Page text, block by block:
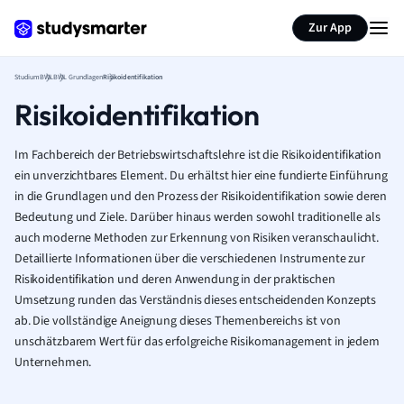
Zur App
StudiumBWLBWL GrundlagenRisikoidentifikation
Risikoidentifikation
Im Fachbereich der Betriebswirtschaftslehre ist die Risikoidentifikation
ein unverzichtbares Element. Du erhältst hier eine fundierte Einführung
in die Grundlagen und den Prozess der Risikoidentifikation sowie deren
Bedeutung und Ziele. Darüber hinaus werden sowohl traditionelle als
auch moderne Methoden zur Erkennung von Risiken veranschaulicht.
Detaillierte Informationen über die verschiedenen Instrumente zur
Risikoidentifikation und deren Anwendung in der praktischen
Umsetzung runden das Verständnis dieses entscheidenden Konzepts
ab. Die vollständige Aneignung dieses Themenbereichs ist von
unschätzbarem Wert für das erfolgreiche Risikomanagement in jedem
Unternehmen.